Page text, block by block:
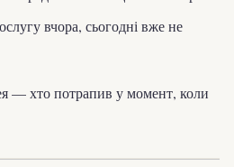
вчора, сьогодні вже не
— хто потрапив у момент, коли